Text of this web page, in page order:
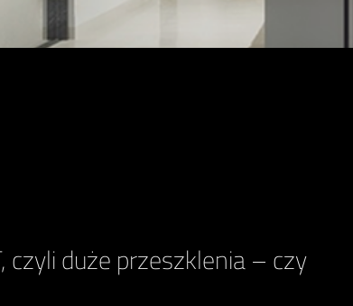
czyli duże przeszklenia – czy